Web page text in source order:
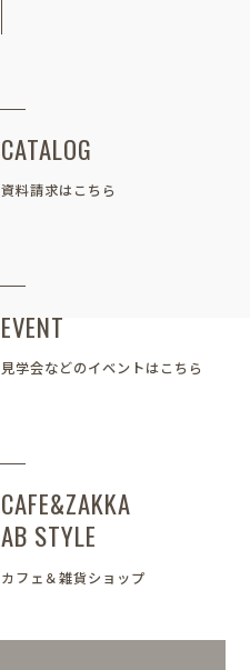
CATALOG
資料請求はこちら
EVENT
見学会などのイベントはこちら
CAFE&ZAKKA
AB STYLE
カフェ＆雑貨ショップ